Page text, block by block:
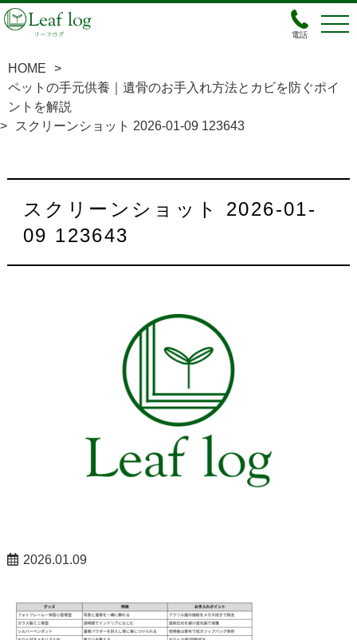
電話
HOME
>
ペットの手元供養｜遺骨のお手入れ方法とカビを防ぐポイ
ントを解説
>
スクリーンショット 2026-01-09 123643
スクリーンショット 2026-01-
09 123643
2026.01.09